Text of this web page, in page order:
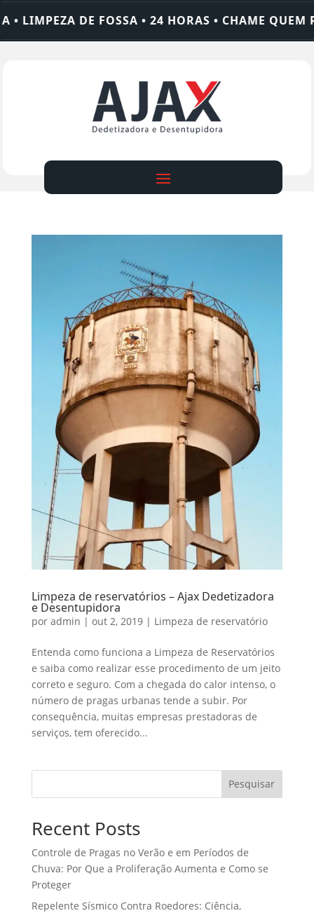
DE FOSSA • 24 HORAS • CHAME QUEM
Limpeza de reservatórios – Ajax Dedetizadora
e Desentupidora
por admin | out 2, 2019| Limpeza de reservatório
Entenda como funciona a Limpeza de Reservatórios
e saiba como realizar esse procedimento de um jeito
correto e seguro. Com a chegada do calor intenso, o
número de pragas urbanas tende a subir. Por
consequência, muitas empresas prestadoras de
serviços, tem oferecido...
Pesquisar
Recent Posts
Controle de Pragas no Verão e em Períodos de
Chuva: Por Que a Proliferação Aumenta e Como se
Proteger
Repelente Sísmico Contra Roedores: Ciência,